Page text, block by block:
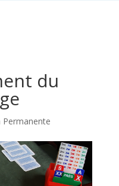
du
Permanente